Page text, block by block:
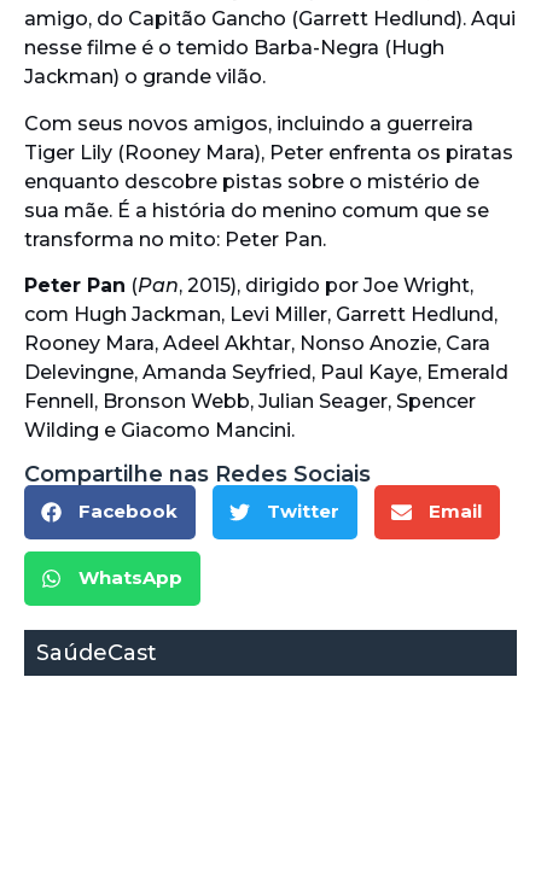
amigo, do Capitão Gancho (Garrett Hedlund). Aqui
nesse filme é o temido Barba-Negra (Hugh
Jackman) o grande vilão.
Com seus novos amigos, incluindo a guerreira
Tiger Lily (Rooney Mara), Peter enfrenta os piratas
enquanto descobre pistas sobre o mistério de
sua mãe. É a história do menino comum que se
transforma no mito: Peter Pan.
Peter Pan (Pan, 2015), dirigido por Joe Wright,
com Hugh Jackman, Levi Miller, Garrett Hedlund,
Rooney Mara, Adeel Akhtar, Nonso Anozie, Cara
Delevingne, Amanda Seyfried, Paul Kaye, Emerald
Fennell, Bronson Webb, Julian Seager, Spencer
Wilding e Giacomo Mancini.
Compartilhe nas Redes Sociais
Facebook Twitter Email
WhatsApp
SaúdeCast